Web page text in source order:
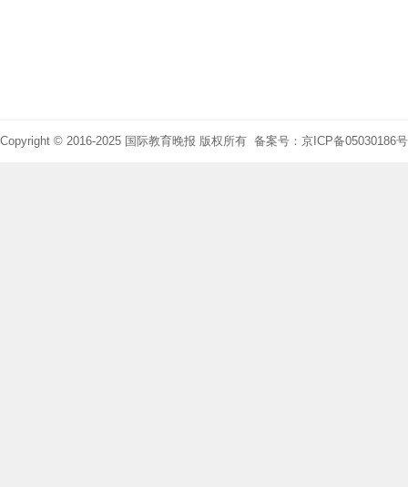
Copyright © 2016-2025 国际教育晚报 版权所有 备案号：京ICP备05030186